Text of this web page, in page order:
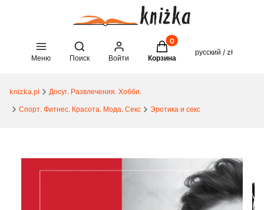
Меню
Open search engine
Поиск Войти
Товары в корзине: 0.
Корзина
русский / zł
knizka.pl
Досуг. Развлечения. Хобби.
Спорт. Фитнес. Красота. Мода. Секс
Эротика и секс